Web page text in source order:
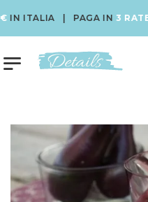
ITALIA | PAGA IN3 RATE